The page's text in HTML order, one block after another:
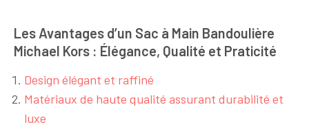
Les Avantages d’un Sac à Main Bandoulière
Michael Kors : Élégance, Qualité et Praticité
Design élégant et raffiné
Matériaux de haute qualité assurant durabilité et
luxe